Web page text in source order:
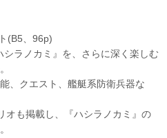
(B5、96p)
シラノカミ』を、さらに深く楽しむ
、クエスト、艦艇系防衛兵器な
も掲載し、『ハシラノカミ』の